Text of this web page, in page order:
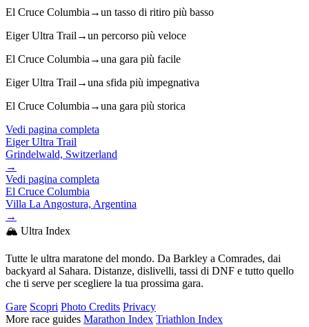
El Cruce Columbia →un tasso di ritiro più basso
Eiger Ultra Trail →un percorso più veloce
El Cruce Columbia →una gara più facile
Eiger Ultra Trail →una sfida più impegnativa
El Cruce Columbia →una gara più storica
Vedi pagina completa
Eiger Ultra Trail
Grindelwald, Switzerland
→
Vedi pagina completa
El Cruce Columbia
Villa La Angostura, Argentina
→
🏔️ Ultra Index
Tutte le ultra maratone del mondo. Da Barkley a Comrades, dai
backyard al Sahara. Distanze, dislivelli, tassi di DNF e tutto quello
che ti serve per scegliere la tua prossima gara.
Gare Scopri Photo Credits Privacy
More race guides Marathon Index Triathlon Index